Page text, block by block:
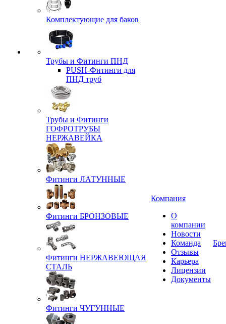
Комплектующие для баков
Трубы и Фитинги ПНД
PUSH-Фитинги для
ПНД труб
Трубы и Фитинги
ГОФРОТРУБЫ
НЕРЖАВЕЙКА
Фитинги ЛАТУННЫЕ
Фитинги БРОНЗОВЫЕ
Фитинги НЕРЖАВЕЮЩАЯ
СТАЛЬ
Фитинги ЧУГУННЫЕ
Компания
О
компании
Новости
Команда
Отзывы
Карьера
Лицензии
Документы